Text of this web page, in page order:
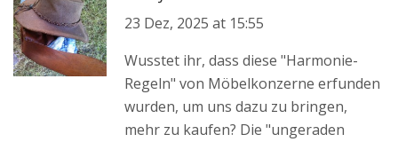
23 Dez, 2025 at 15:55
Wusstet ihr, dass diese "Harmonie-
Regeln" von Möbelkonzerne erfunden
wurden, um uns dazu zu bringen,
mehr zu kaufen? Die "ungeraden